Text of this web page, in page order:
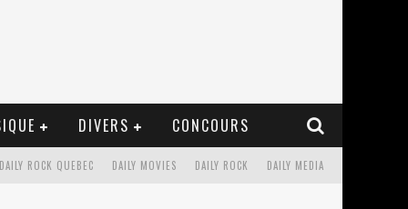
DIVERS CONCOURS
DAILY MEDIA
DAILY ROCK
DAILY MOVIES
DAILY ROCK QUEBEC